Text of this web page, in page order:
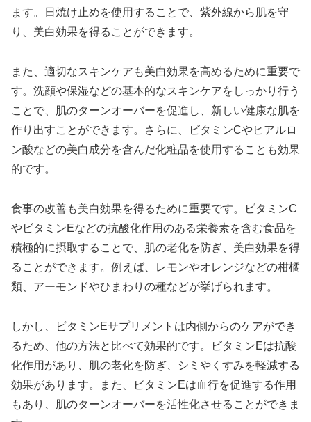
ます。日焼け止めを使用することで、紫外線から肌を守
り、美白効果を得ることができます。
また、適切なスキンケアも美白効果を高めるために重要で
す。洗顔や保湿などの基本的なスキンケアをしっかり行う
ことで、肌のターンオーバーを促進し、新しい健康な肌を
作り出すことができます。さらに、ビタミンCやヒアルロ
ン酸などの美白成分を含んだ化粧品を使用することも効果
的です。
食事の改善も美白効果を得るために重要です。ビタミンC
やビタミンEなどの抗酸化作用のある栄養素を含む食品を
積極的に摂取することで、肌の老化を防ぎ、美白効果を得
ることができます。例えば、レモンやオレンジなどの柑橘
類、アーモンドやひまわりの種などが挙げられます。
しかし、ビタミンEサプリメントは内側からのケアができ
るため、他の方法と比べて効果的です。ビタミンEは抗酸
化作用があり、肌の老化を防ぎ、シミやくすみを軽減する
効果があります。また、ビタミンEは血行を促進する作用
もあり、肌のターンオーバーを活性化させることができま